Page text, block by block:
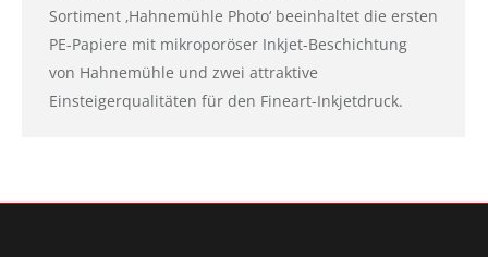
Sortiment ‚Hahnemühle Photo‘ beeinhaltet die ersten
PE-Papiere mit mikroporöser Inkjet-Beschichtung
von Hahnemühle und zwei attraktive
Einsteigerqualitäten für den Fineart-Inkjetdruck.